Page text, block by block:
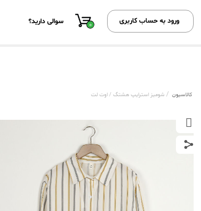
ورود به حساب کاربری 0 سوالی دارید؟
کالاسیون / شومیز استرایپ هشتگ / اوت لت